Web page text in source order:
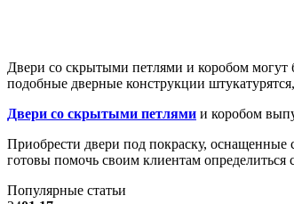
Двери со скрытыми петлями и коробом могут
подобные дверные конструкции
Двери со скрытыми петлями и коробом
Приобрести двери под покраску,
готовы помочь своим клиентам
Популярные статьи